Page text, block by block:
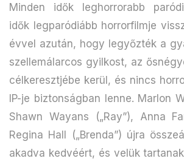
Minden idők leghorrorabb
idők legparódiább horrorfilmje
évvel azután, hogy legyőzték a
szellemálarcos gyilkost, az
célkeresztjébe kerül, és nincs
IP-je biztonságban lenne. Marlon
Shawn Wayans („Ray”), Anna
Regina Hall („Brenda”) újra
akadva kedvéért, és velük